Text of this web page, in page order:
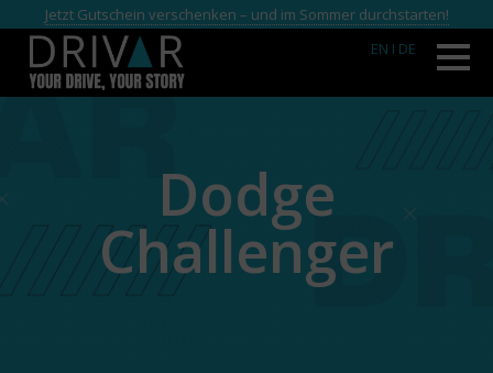
Jetzt Gutschein verschenken – und im Sommer durchstarten!
EN I DE
Dodge
Challenger